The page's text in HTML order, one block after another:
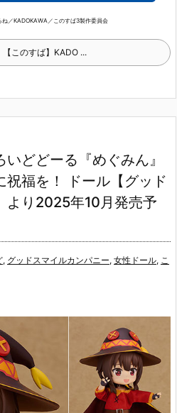
／KADOKAWA／このすば3製作委員会
【このすば】KADO ...
いどどーる『めぐみん』
祝福を！ ドール【グッド
より2025年10月発売予
, グッドスマイルカンパニー, 女性ドール, こ